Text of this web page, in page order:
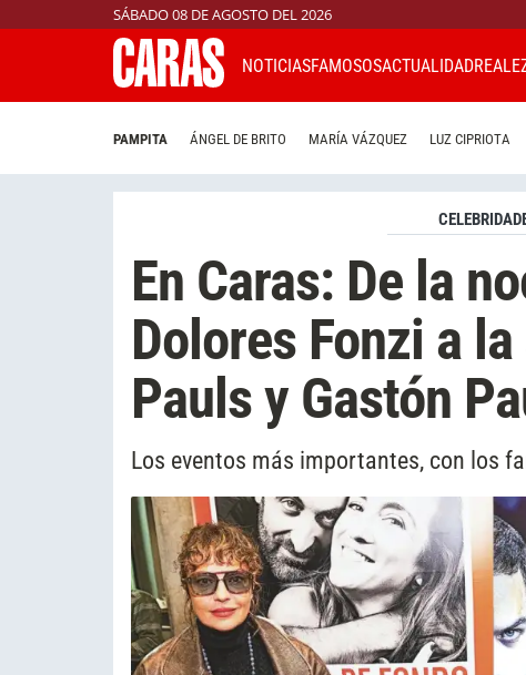
SÁBADO 08 DE AGOSTO DEL 2026
NOTICIASFAMOSOSACTUALIDAD
PAMPITA ÁNGEL DE BRITO MARÍA VÁZQUEZ LUZ CIPRIOTA
En Caras: De la
Dolores Fonzi a
Pauls y Gastón
Los eventos más importantes, con los